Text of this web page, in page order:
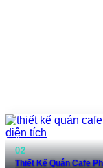
Thiết Kế Quán Cafe